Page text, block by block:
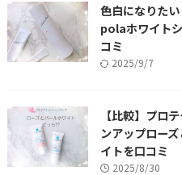
色白になりた
polaホワイト
コミ
2025/9/7
【比較】プロ
ンアップロー
イトを口コミ
2025/8/30